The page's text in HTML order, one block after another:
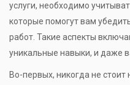
услуги, необходимо
которые помогут вам
работ. Такие аспекты
уникальные навыки, и даже
Во-первых, никогда не